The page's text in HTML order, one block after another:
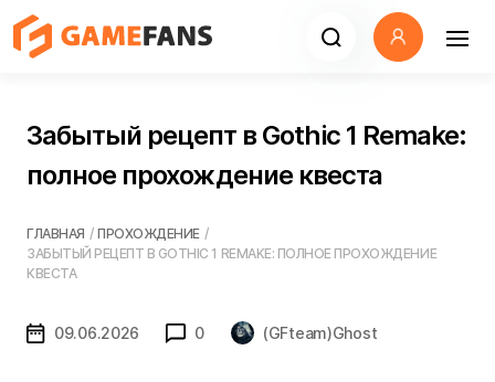
Забытый рецепт в Gothic 1 Remake:
полное прохождение квеста
ГЛАВНАЯ / ПРОХОЖДЕНИЕ /
ЗАБЫТЫЙ РЕЦЕПТ В GOTHIC 1 REMAKE: ПОЛНОЕ ПРОХОЖДЕНИЕ
КВЕСТА
09.06.2026 0 (GFteam)Ghost